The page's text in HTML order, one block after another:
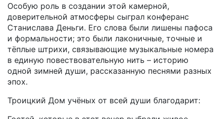
Особую роль в создании этой камерной,
доверительной атмосферы сыграл конферанс
Станислава Деньги. Его слова были лишены пафоса
и формальности; это были лаконичные, точные и
тёплые штрихи, связывающие музыкальные номера
в единую повествовательную нить – историю
одной зимней души, рассказанную песнями разных
эпох.
Троицкий Дом учёных от всей души благодарит: